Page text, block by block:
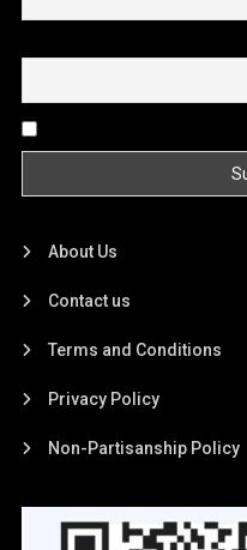
About Us
Contact us
Terms and Conditions
Privacy Policy
Non-Partisanship Policy